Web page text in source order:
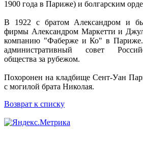
1900 года в Париже) и болгарским
В 1922 с братом Александром и
фирмы Александром Маркетти и
компанию "Фаберже и Ко" в
административный совет
общества за рубежом.
Похоронен на кладбище Сент-Уан
с могилой брата Николая.
Возврат к списку